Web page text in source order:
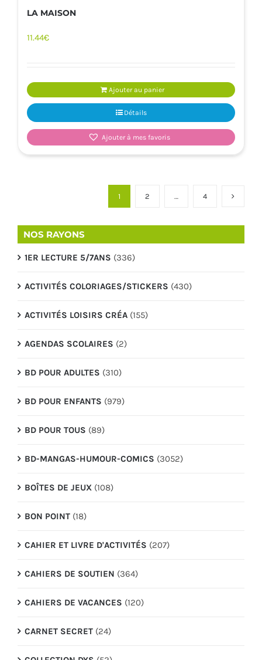
LA MAISON
11.44€
Ajouter au panier
Détails
Ajouter à mes favoris
1 2 … 4
NOS RAYONS
1ER LECTURE 5/7ANS (336)
ACTIVITÉS COLORIAGES/STICKERS (430)
ACTIVITÉS LOISIRS CRÉA (155)
AGENDAS SCOLAIRES (2)
BD POUR ADULTES (310)
BD POUR ENFANTS (979)
BD POUR TOUS (89)
BD-MANGAS-HUMOUR-COMICS (3052)
BOÎTES DE JEUX (108)
BON POINT (18)
CAHIER ET LIVRE D'ACTIVITÉS (207)
CAHIERS DE SOUTIEN (364)
CAHIERS DE VACANCES (120)
CARNET SECRET (24)